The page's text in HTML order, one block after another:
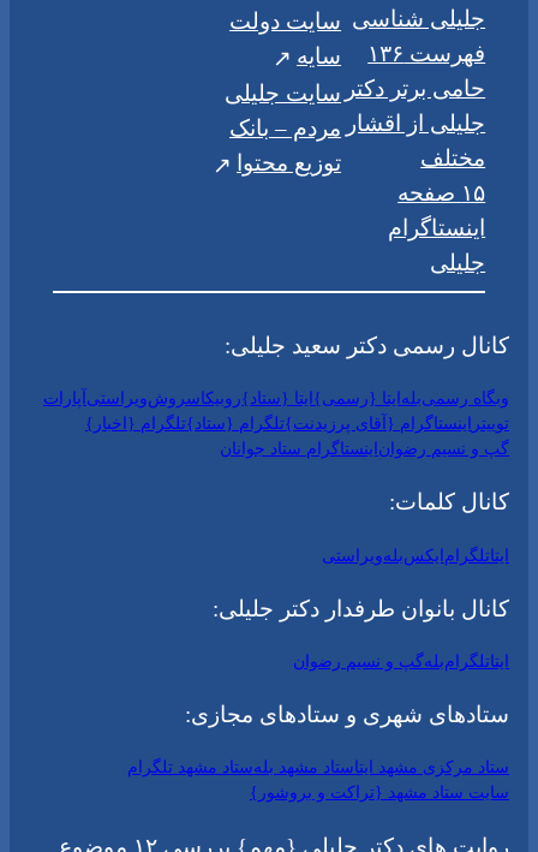
جلیلی شناسی
فهرست ۱۳۶
حامی برتر دکتر
جلیلی از اقشار
مختلف
۱۵ صفحه
اینستاگرام
جلیلی
سایت دولت
سایه
سایت جلیلی
مردم – بانک
توزیع محتوا
کانال رسمی دکتر سعید جلیلی:
وبگاه رسمیبلهایتا {رسمی}ایتا {ستاد}روبیکاسروشویراستیآپارات
توییتر اینستاگرام {آقای پرزیدنت}تلگرام {ستاد}تلگرام {اخبار}
گپ و نسیم رضواناینستاگرام ستاد جوانان
کانال کلمات:
ایتاتلگرامایکسبلهویراستی
کانال بانوان طرفدار دکتر جلیلی:
ایتاتلگرامبلهگپ و نسیم رضوان
ستادهای شهری و ستادهای مجازی:
ستاد مرکزی مشهد ایتاستاد مشهد بلهستاد مشهد تلگرام
سایت ستاد مشهد {تراکت و بروشور}
روایت های دکتر جلیلی {مهم} بررسی ۱۲ موضوع